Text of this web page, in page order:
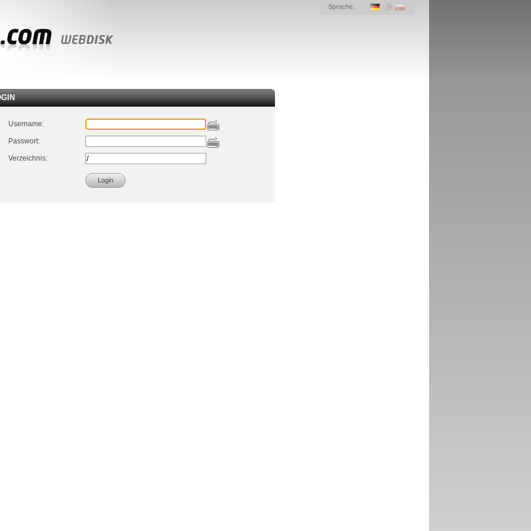
Sprache:
Username:
Passwort:
Verzeichnis: